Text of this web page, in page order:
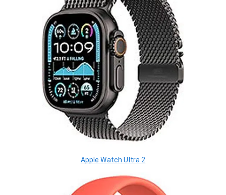
Apple Watch Ultra 2